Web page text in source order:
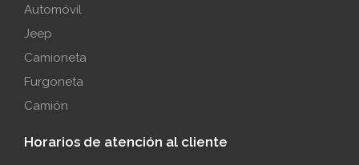
Automóvil
Jeep
Camioneta
Furgoneta
Camión
Horarios de atención al cliente